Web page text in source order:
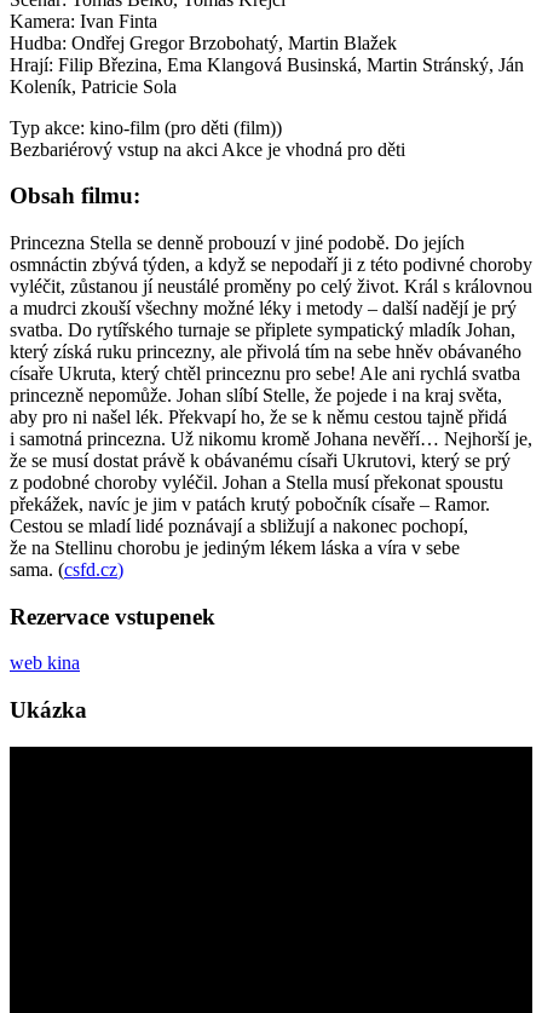
Kamera: Ivan Finta
Hudba: Ondřej Gregor Brzobohatý, Martin Blažek
Hrají: Filip Březina, Ema Klangová Businská, Martin Stránský, Ján
Koleník, Patricie Sola
Typ akce: kino-film (pro děti (film))
Bezbariérový vstup na akci Akce je vhodná pro děti
Obsah filmu:
Princezna Stella se denně probouzí v jiné podobě. Do jejích
osmnáctin zbývá týden, a když se nepodaří ji z této podivné choroby
vyléčit, zůstanou jí neustálé proměny po celý život. Král s královnou
a mudrci zkouší všechny možné léky i metody – další nadějí je prý
svatba. Do rytířského turnaje se připlete sympatický mladík Johan,
který získá ruku princezny, ale přivolá tím na sebe hněv obávaného
císaře Ukruta, který chtěl princeznu pro sebe! Ale ani rychlá svatba
princezně nepomůže. Johan slíbí Stelle, že pojede i na kraj světa,
aby pro ni našel lék. Překvapí ho, že se k němu cestou tajně přidá
i samotná princezna. Už nikomu kromě Johana nevěří… Nejhorší je,
že se musí dostat právě k obávanému císaři Ukrutovi, který se prý
z podobné choroby vyléčil. Johan a Stella musí překonat spoustu
překážek, navíc je jim v patách krutý pobočník císaře – Ramor.
Cestou se mladí lidé poznávají a sbližují a nakonec pochopí,
že na Stellinu chorobu je jediným lékem láska a víra v sebe
sama. (csfd.cz)
Rezervace vstupenek
web kina
Ukázka